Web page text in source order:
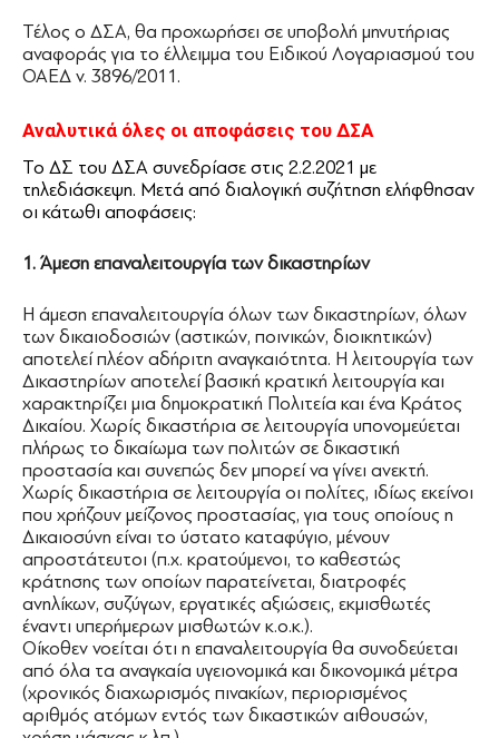
Τέλος ο ΔΣΑ, θα προχωρήσει σε υποβολή μηνυτήριας
αναφοράς για το έλλειμμα του Ειδικού Λογαριασμού του
ΟΑΕΔ ν. 3896/2011.
Αναλυτικά όλες οι αποφάσεις του ΔΣΑ
Το ΔΣ του ΔΣΑ συνεδρίασε στις 2.2.2021 με
τηλεδιάσκεψη. Μετά από διαλογική συζήτηση ελήφθησαν
οι κάτωθι αποφάσεις:
1. Άμεση επαναλειτουργία των δικαστηρίων
Η άμεση επαναλειτουργία όλων των δικαστηρίων, όλων
των δικαιοδοσιών (αστικών, ποινικών, διοικητικών)
αποτελεί πλέον αδήριτη αναγκαιότητα. Η λειτουργία των
Δικαστηρίων αποτελεί βασική κρατική λειτουργία και
χαρακτηρίζει μια δημοκρατική Πολιτεία και ένα Κράτος
Δικαίου. Χωρίς δικαστήρια σε λειτουργία υπονομεύεται
πλήρως το δικαίωμα των πολιτών σε δικαστική
προστασία και συνεπώς δεν μπορεί να γίνει ανεκτή.
Χωρίς δικαστήρια σε λειτουργία οι πολίτες, ιδίως εκείνοι
που χρήζουν μείζονος προστασίας, για τους οποίους η
Δικαιοσύνη είναι το ύστατο καταφύγιο, μένουν
απροστάτευτοι (π.χ. κρατούμενοι, το καθεστώς
κράτησης των οποίων παρατείνεται, διατροφές
ανηλίκων, συζύγων, εργατικές αξιώσεις, εκμισθωτές
έναντι υπερήμερων μισθωτών κ.ο.κ.).
Οίκοθεν νοείται ότι η επαναλειτουργία θα συνοδεύεται
από όλα τα αναγκαία υγειονομικά και δικονομικά μέτρα
(χρονικός διαχωρισμός πινακίων, περιορισμένος
αριθμός ατόμων εντός των δικαστικών αιθουσών,